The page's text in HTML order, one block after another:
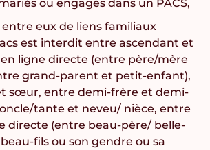
ou engagés dans un PACS,
entre eux de liens familiaux
est interdit entre ascendant et
ligne directe (entre père/mère
grand-parent et petit-enfant),
sœur, entre demi-frère et demi-
tante et neveu/ nièce, entre
directe (entre beau-père/ belle-
fils ou son gendre ou sa